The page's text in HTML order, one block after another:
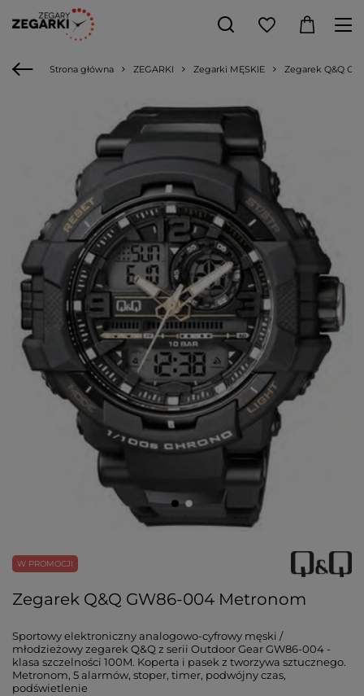
Strona główna ZEGARKI Zegarki MĘSKIE Zegarek Q&Q
W PROMOCJI
Zegarek Q&Q GW86-004 Metronom
Sportowy elektroniczny analogowo-cyfrowy męski /
młodzieżowy zegarek Q&Q z serii Outdoor Gear GW86-004 -
klasa szczelności 100M. Koperta i pasek z tworzywa sztucznego.
Metronom, 5 alarmów, stoper, timer, podwójny czas,
podświetlenie